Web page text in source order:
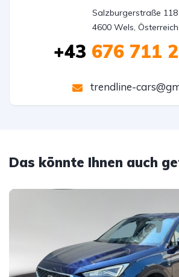
Salzburgerstraße 118
4600 Wels, Österreich
+43 676 711
trendline-
Das könnte Ihnen auch